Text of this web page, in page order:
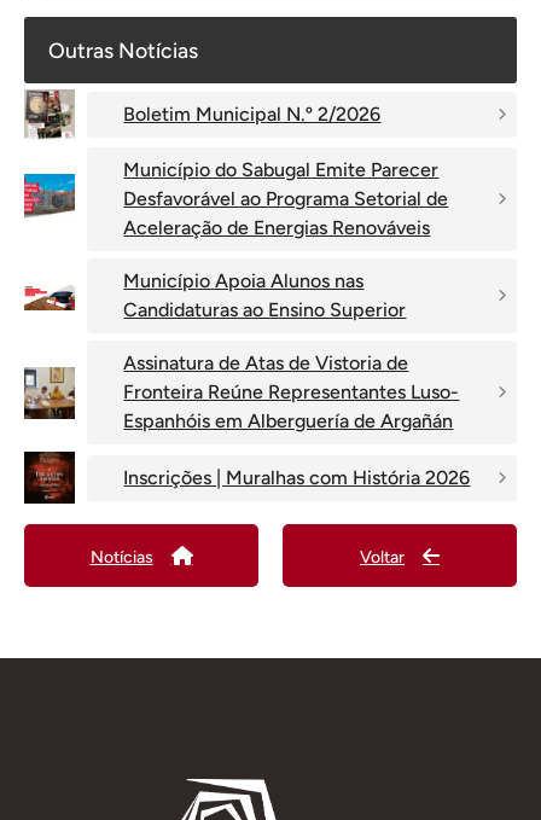
Outras Notícias
Boletim Municipal N.º 2/2026
Município do Sabugal Emite Parecer
Desfavorável ao Programa Setorial de
Aceleração de Energias Renováveis
Município Apoia Alunos nas
Candidaturas ao Ensino Superior
Assinatura de Atas de Vistoria de
Fronteira Reúne Representantes Luso-
Espanhóis em Alberguería de Argañán
Inscrições | Muralhas com História 2026
Notícias Voltar